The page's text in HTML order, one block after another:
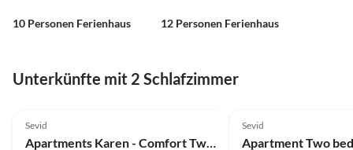
10 Personen Ferienhaus 12 Personen Ferienhaus
Unterkünfte mit 2 Schlafzimmer
Sevid Sevid